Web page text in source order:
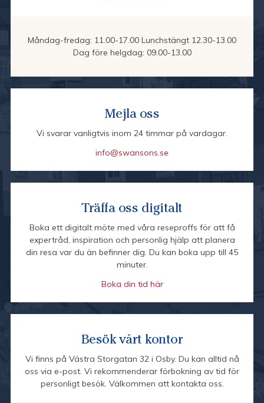
Måndag-fredag: 11.00-17.00 Lunchstängt 12.30-13.00
Dag före helgdag: 09.00-13.00
Mejla oss
Vi svarar vanligtvis inom 24 timmar på vardagar.
info@swansons.se
Träffa oss digitalt
Boka ett digitalt möte med våra reseproffs för att få
expertråd, inspiration och personlig hjälp att planera
din resa var du än befinner dig. Du kan boka upp till 45
minuter.
Boka din tid här
Besök vårt kontor
Vi finns på Västra Storgatan 32 i Osby. Du kan alltid nå
oss via e-post. Vi rekommenderar förbokning av tid för
personligt besök. Välkommen att kontakta oss.